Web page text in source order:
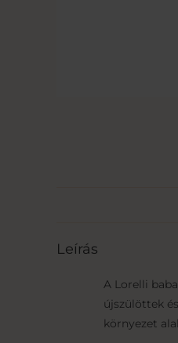
Leírás
A Lorelli
újszülöttek
környezet